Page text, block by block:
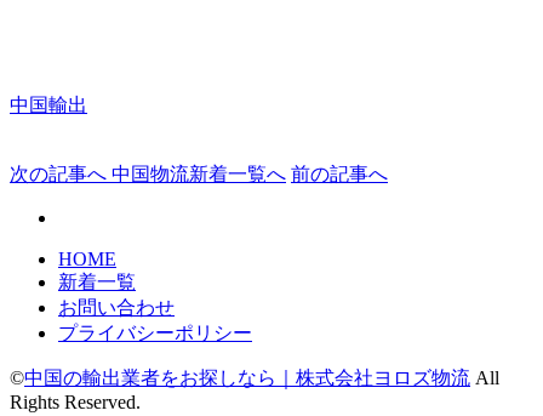
中国輸出
次の記事へ 中国物流新着一覧へ 前の記事へ
HOME
新着一覧
お問い合わせ
プライバシーポリシー
©中国の輸出業者をお探しなら｜株式会社ヨロズ物流 All
Rights Reserved.